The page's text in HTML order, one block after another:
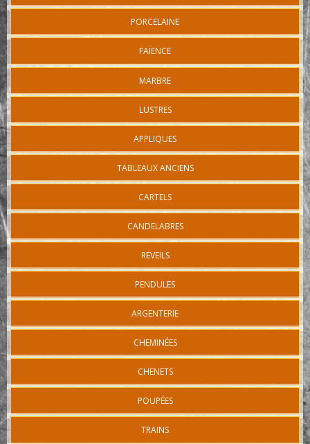
PORCELAINE
FAÏENCE
MARBRE
LUSTRES
APPLIQUES
TABLEAUX ANCIENS
CARTELS
CANDELABRES
REVEILS
PENDULES
ARGENTERIE
CHEMINÉES
CHENETS
POUPÉES
TRAINS